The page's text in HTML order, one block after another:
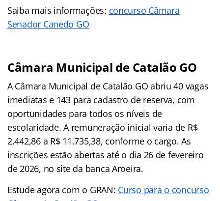
Saiba mais informações: concurso Câmara
Senador Canedo GO
Câmara Municipal de Catalão GO
A Câmara Municipal de Catalão GO abriu 40 vagas
imediatas e 143 para cadastro de reserva, com
oportunidades para todos os níveis de
escolaridade. A remuneração inicial varia de R$
2.442,86 a R$ 11.735,38, conforme o cargo. As
inscrições estão abertas até o dia 26 de fevereiro
de 2026, no site da banca Aroeira.
Estude agora com o GRAN: Curso para o concurso